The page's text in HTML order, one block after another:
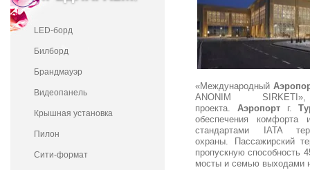
LED-борд
Билборд
Брандмауэр
Видеопанель
Крышная установка
Пилон
Сити-формат
«Международный
ANONIM
проекта. Аэропортг.
обеспечения комфорта
стандартами IATA
охраны. Пассажирский
пропускную способность
мосты и семью выходами